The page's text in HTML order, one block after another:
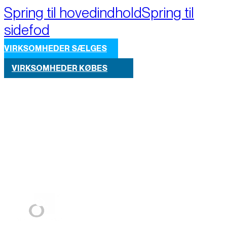
Spring til hovedindholdSpring til
sidefod
VIRKSOMHEDER SÆLGES
VIRKSOMHEDER KØBES